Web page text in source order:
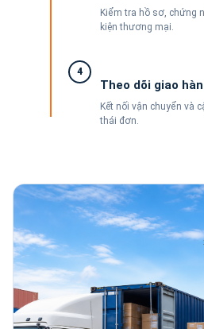
Kiểm tra hồ sơ, chứng
kiện thương mại.
4
Theo dõi giao
Kết nối vận chuyển và
thái đơn.